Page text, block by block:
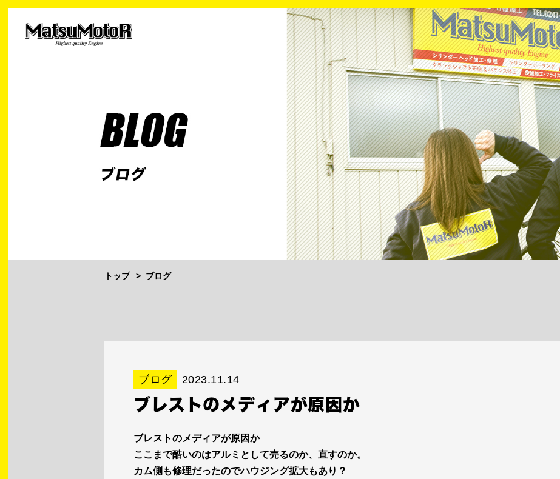
トップ ブログ
ブログ 2023.11.14
ブレストのメディアが原因か
ブレストのメディアが原因か
ここまで酷いのはアルミとして売るのか、直すのか。
カム側も修理だったのでハウジング拡大もあり？